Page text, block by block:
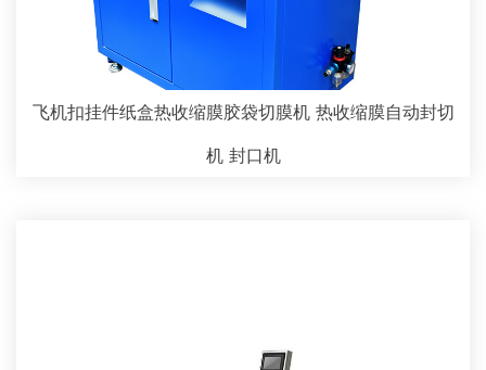
飞机扣挂件纸盒热收缩膜胶袋切膜机 热收缩膜自动封切
机 封口机